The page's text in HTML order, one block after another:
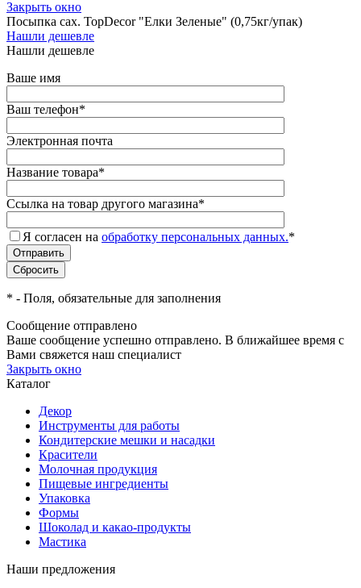
Закрыть окно
Посыпка сах. TopDecor "Елки Зеленые" (0,75кг/упак)
Нашли дешевле
Нашли дешевле
Ваше имя
Ваш телефон*
Электронная почта
Название товара*
Ссылка на товар другого магазина*
Я согласен на обработку персональных данных.*
* - Поля, обязательные для заполнения
Сообщение отправлено
Ваше сообщение успешно отправлено. В ближайшее время с
Вами свяжется наш специалист
Закрыть окно
Каталог
Декор
Инструменты для работы
Кондитерские мешки и насадки
Красители
Молочная продукция
Пищевые ингредиенты
Упаковка
Формы
Шоколад и какао-продукты
Мастика
Наши предложения